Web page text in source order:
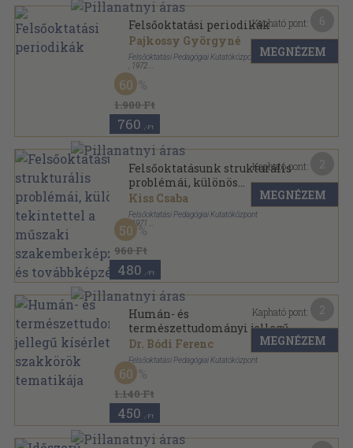
Felsőoktatási periodikák
Pajkossy Györgyné
Felsőoktatási Pedagógiai Kutatóközpont
1972
Ragasztott papírkötés
1.900 Ft
60
760 ,-Ft
Kapható pont:
MEGNÉZEM
Felsőoktatásunk strukturális
problémái, különös
tekintettel a műszaki
szakemberképzésre és
továbbképzésre
Kiss Csaba
Felsőoktatási Pedagógiai Kutatóközpont
1971
Tűzött kötés
Információk a felsőoktatás köréből sorozat
960 Ft
50
480 ,-Ft
Kapható pont:
MEGNÉZEM
Humán- és
természettudományi jellegű
kísérleti szakkörök
tematikája
Dr. Bódi Ferenc
Felsőoktatási Pedagógiai Kutatóközpont
Tűzött kötés
1.140 Ft
60
450 ,-Ft
Kapható pont:
MEGNÉZEM